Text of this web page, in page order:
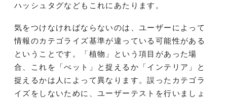
ハッシュタグなどもこれにあたります。
気をつけなければならないのは、ユーザーによって
情報のカテゴライズ基準が違っている可能性がある
ということです。「植物」という項目があった場
合、これを「ぺット」と捉えるか「インテリア」と
捉えるかは人によって異なります。誤ったカテゴラ
イズをしないために、ユーザーテストを行いましょ